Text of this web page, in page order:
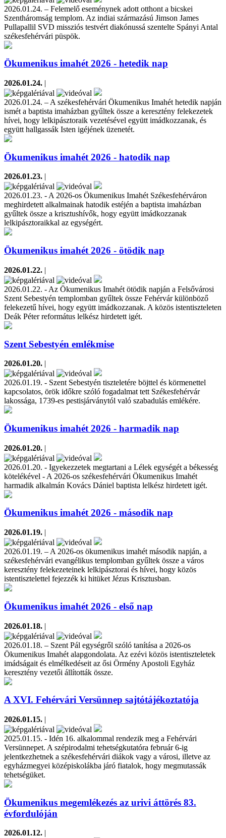
2026.01.24. – Felemelő eseménynek adott otthont a bicskei
Szentháromság templom. Az indiai származású Jimson James
Pullapallil SVD missziós testvért diakónussá szentelte Spányi Antal
székesfehérvári püspök.
Ökumenikus imahét 2026 - hetedik nap
2026.01.24. |
2026.01.24. – A székesfehérvári Ökumenikus Imahét hetedik napján
ismét a baptista imaházban gyűltek össze a keresztény felekezetek
hívei, hogy lelkipásztoraik vezetésével együtt imádkozzanak, és
együtt hallgassák Isten igéjének üzenetét.
Ökumenikus imahét 2026 - hatodik nap
2026.01.23. |
2026.01.23. - A 2026-os Ökumenikus Imahét Székesfehérváron
meghirdetett alkalmainak hatodik estéjén a baptista imaházban
gyűltek össze a krisztushívők, hogy együtt imádkozzanak
lelkipásztoraikkal az egységért.
Ökumenikus imahét 2026 - ötödik nap
2026.01.22. |
2026.01.22. - Az Ökumenikus Imahét ötödik napján a Felsővárosi
Szent Sebestyén templomban gyűltek össze Fehérvár különböző
felekezetű hívei, hogy együtt imádkozzanak. A közös istentiszteleten
Deák Péter református lelkész hirdetett igét.
Szent Sebestyén emlékmise
2026.01.20. |
2026.01.19. - Szent Sebestyén tiszteletére böjttel és körmenettel
kapcsolatos, örök időkre szóló fogadalmat tett Székesfehérvár
lakossága, 1739-es pestisjárványtól való szabadulás emlékére.
Ökumenikus imahét 2026 - harmadik nap
2026.01.20. |
2026.01.20. - Igyekezzetek megtartani a Lélek egységét a békesség
kötelékével - A 2026-os székesfehérvári Ökumenikus Imahét
harmadik alkalmán Kovács Dániel baptista lelkész hirdetett igét.
Ökumenikus imahét 2026 - második nap
2026.01.19. |
2026.01.19. – A 2026-os ökumenikus imahét második napján, a
székesfehérvári evangélikus templomban gyűltek össze a város
keresztény felekezeteinek lelkipásztorai és hívei, hogy közös
istentisztelettel fejezzék ki hitüket Jézus Krisztusban.
Ökumenikus imahét 2026 - első nap
2026.01.18. |
2026.01.18. – Szent Pál egységről szóló tanítása a 2026-os
Ökumenikus Imahét alapgondolata. Az ezévi közös istentiszteletek
imádságait és elmélkedéseit az ősi Örmény Apostoli Egyház
keresztény vezetői állították össze.
A XVI. Fehérvári Versünnep sajtótájékoztatója
2026.01.15. |
2025.01.15. - Idén 16. alkalommal rendezik meg a Fehérvári
Versünnepet. A szépirodalmi tehetségkutatóra február 6-ig
jelentkezhetnek a székesfehérvári diákok vagy a városi, illetve az
egyházmegyei középiskolákba járó fiatalok, hogy megmutassák
tehetségüket.
Ökumenikus megemlékezés az urivi áttörés 83.
évfordulóján
2026.01.12. |